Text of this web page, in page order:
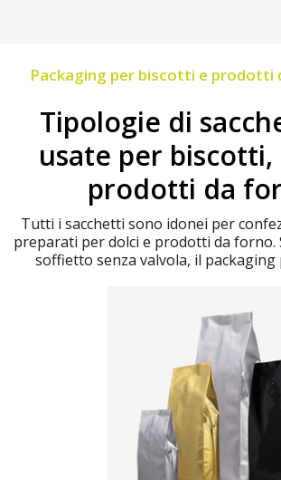
Packaging per biscotti e prodotti
Tipologie di
usate per biscotti,
prodotti da
Tutti i sacchetti sono idonei per
preparati per dolci e prodotti da forno.
soffietto senza valvola, il